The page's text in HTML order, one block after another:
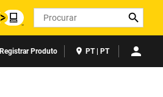
Search
Registrar Produto PT | PT